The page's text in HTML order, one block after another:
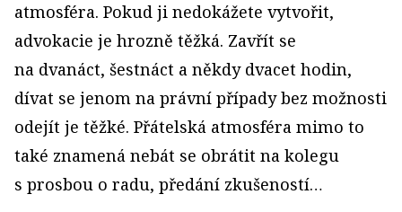
atmosféra. Pokud ji nedokážete vytvořit,
advokacie je hrozně těžká. Zavřít se
na dvanáct, šestnáct a někdy dvacet hodin,
dívat se jenom na právní případy bez možnosti
odejít je těžké. Přátelská atmosféra mimo to
také znamená nebát se obrátit na kolegu
s prosbou o radu, předání zkušeností…